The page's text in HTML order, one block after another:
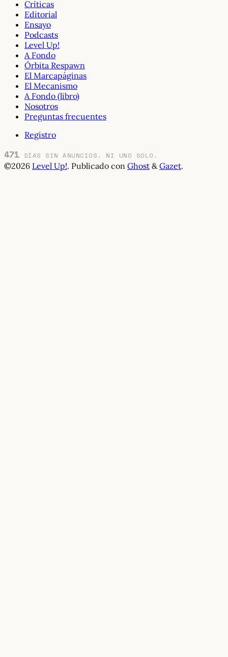
Críticas
Editorial
Ensayo
Podcasts
Level Up!
A Fondo
Órbita Respawn
El Marcapáginas
El Mecanismo
A Fondo (libro)
Nosotros
Preguntas frecuentes
Registro
471 DÍAS SIN ANUNCIOS. NI UNO SOLO.
©2026 Level Up!. Publicado con Ghost & Gazet.